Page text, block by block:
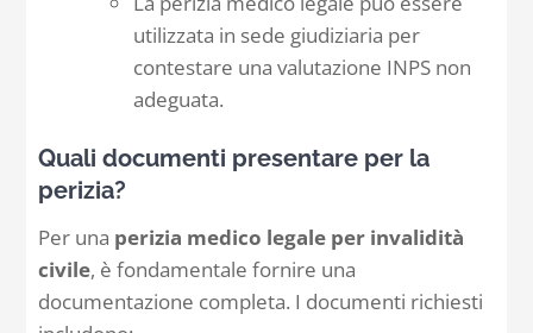
utilizzata in sede giudiziaria per
contestare una valutazione INPS non
adeguata.
Quali documenti presentare per la
perizia?
Per una perizia medico legale per invalidità
civile, è fondamentale fornire una
documentazione completa. I documenti richiesti